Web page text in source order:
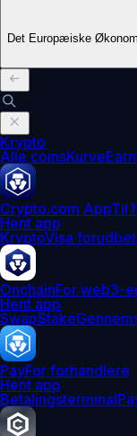
Det Europæiske
Krypto
Alle coinsKurveEarn
Crypto.com AppTil
Hent app
KryptoVisa
OnchainFor web3-
Hent app
SwapStake
PayFor forhandlere
Hent app
Betalingsterminal